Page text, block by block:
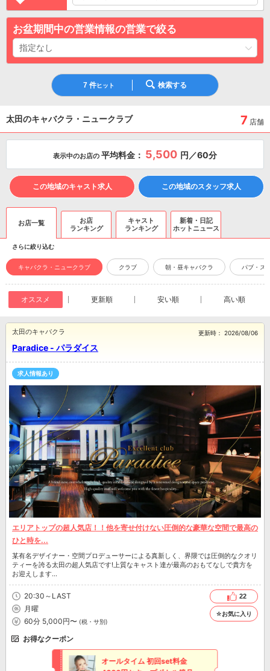
お盆期間中の営業情報の営業で絞る
7 件ヒット 検索する
太田のキャバクラ・ニュークラブ 7 店舗
表示中のお店の 平均料金： 5,500 円／60分
この地域のキャスト求人 この地域のスタッフ求人
お店一覧
お店
ランキング
キャスト
ランキング
新着・日記
ホットニュース
さらに絞り込む
キャバクラ・ニュークラブ クラブ 朝・昼キャバクラ パブ・ス
オススメ 更新順 安い順 高い順
Paradice - パラダイス
太田のキャバクラ 更新時： 2026/08/06
求人情報あり
エリアトップの超人気店！！他を寄せ付けない圧倒的な豪華な空間で最高の
ひと時を...
某有名デザイナー・空間プロデューサーによる真新しく、界隈では圧倒的なクオリ
ティーを誇る太田の超人気店です!上質なキャスト達が最高のおもてなしで貴方を
お迎えします…
20:30～LAST
月曜
60分 5,000円〜 (税・サ別)
22
☆お気に入り
お得なクーポン
オールタイム 初回set料金